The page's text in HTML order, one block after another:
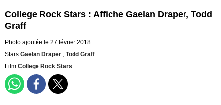
College Rock Stars : Affiche Gaelan Draper, Todd
Graff
Photo ajoutée le 27 février 2018
Stars Gaelan Draper , Todd Graff
Film College Rock Stars